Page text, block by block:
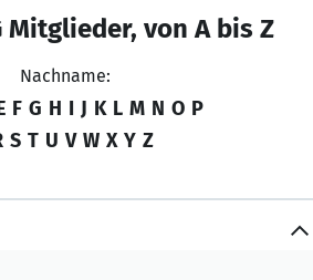
Mitglieder, von A bis Z
Nachname:
F G H I J K L M N O P
S T U V W X Y Z